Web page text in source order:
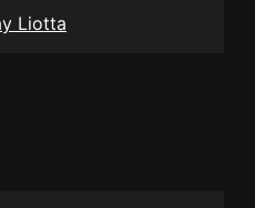
Liotta